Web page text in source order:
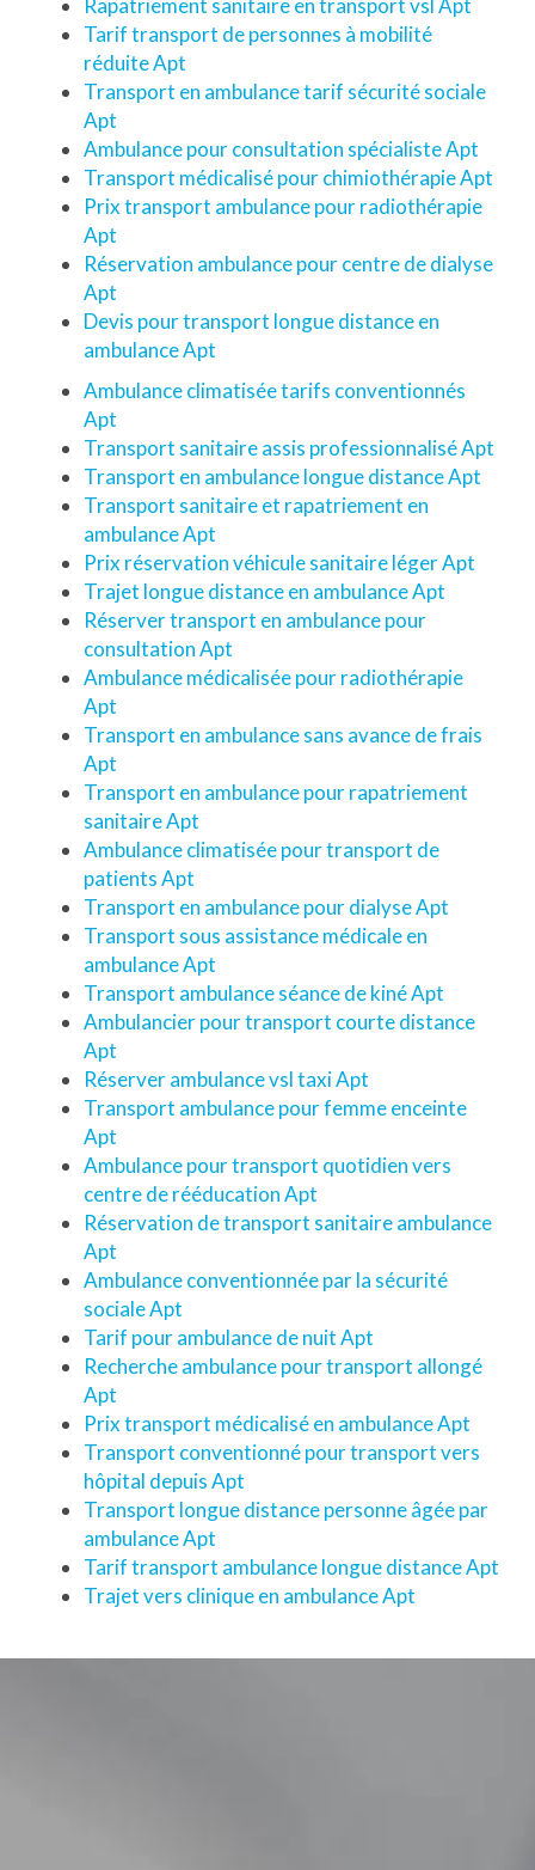
Rapatriement sanitaire en transport vsl Apt
Tarif transport de personnes à mobilité
réduite Apt
Transport en ambulance tarif sécurité sociale
Apt
Ambulance pour consultation spécialiste Apt
Transport médicalisé pour chimiothérapie Apt
Prix transport ambulance pour radiothérapie
Apt
Réservation ambulance pour centre de dialyse
Apt
Devis pour transport longue distance en
ambulance Apt
Ambulance climatisée tarifs conventionnés
Apt
Transport sanitaire assis professionnalisé Apt
Transport en ambulance longue distance Apt
Transport sanitaire et rapatriement en
ambulance Apt
Prix réservation véhicule sanitaire léger Apt
Trajet longue distance en ambulance Apt
Réserver transport en ambulance pour
consultation Apt
Ambulance médicalisée pour radiothérapie
Apt
Transport en ambulance sans avance de frais
Apt
Transport en ambulance pour rapatriement
sanitaire Apt
Ambulance climatisée pour transport de
patients Apt
Transport en ambulance pour dialyse Apt
Transport sous assistance médicale en
ambulance Apt
Transport ambulance séance de kiné Apt
Ambulancier pour transport courte distance
Apt
Réserver ambulance vsl taxi Apt
Transport ambulance pour femme enceinte
Apt
Ambulance pour transport quotidien vers
centre de rééducation Apt
Réservation de transport sanitaire ambulance
Apt
Ambulance conventionnée par la sécurité
sociale Apt
Tarif pour ambulance de nuit Apt
Recherche ambulance pour transport allongé
Apt
Prix transport médicalisé en ambulance Apt
Transport conventionné pour transport vers
hôpital depuis Apt
Transport longue distance personne âgée par
ambulance Apt
Tarif transport ambulance longue distance Apt
Trajet vers clinique en ambulance Apt